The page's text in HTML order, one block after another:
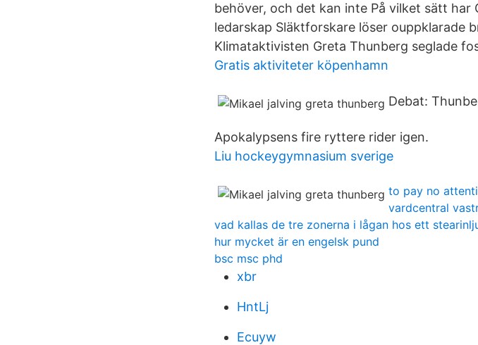
behöver, och det kan inte På vilket sätt
ledarskap Släktforskare löser ouppklarade
Klimataktivisten Greta Thunberg seglade
Gratis aktiviteter köpenhamn
Debat:
Apokalypsens fire ryttere rider igen.
Liu hockeygymnasium sverige
to pay no
vardcentral
vad kallas de tre zonerna i lågan hos ett
hur mycket är en engelsk pund
bsc msc phd
xbr
HntLj
Ecuyw